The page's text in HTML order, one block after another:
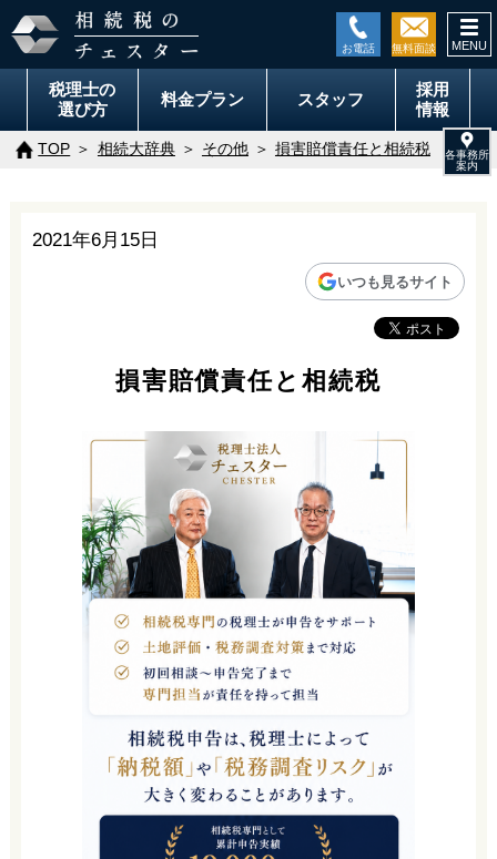
税理士の
選び方
料金プラン スタッフ
採用
情報
TOP 相続大辞典 その他 損害賠償責任と相続税
2021年6月15日
いつも見るサイト
損害賠償責任と相続税